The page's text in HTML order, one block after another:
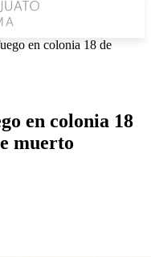
en colonia 18 de
en colonia 18
muerto